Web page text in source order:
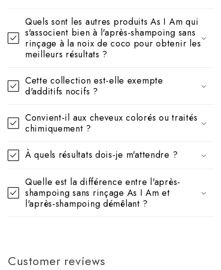
Quels sont les autres produits As I Am qui
s'associent bien à l'après-shampoing sans
rinçage à la noix de coco pour obtenir les
meilleurs résultats ?
Cette collection est-elle exempte
d'additifs nocifs ?
Convient-il aux cheveux colorés ou traités
chimiquement ?
À quels résultats dois-je m'attendre ?
Quelle est la différence entre l'après-
shampoing sans rinçage As I Am et
l'après-shampoing démêlant ?
Customer reviews